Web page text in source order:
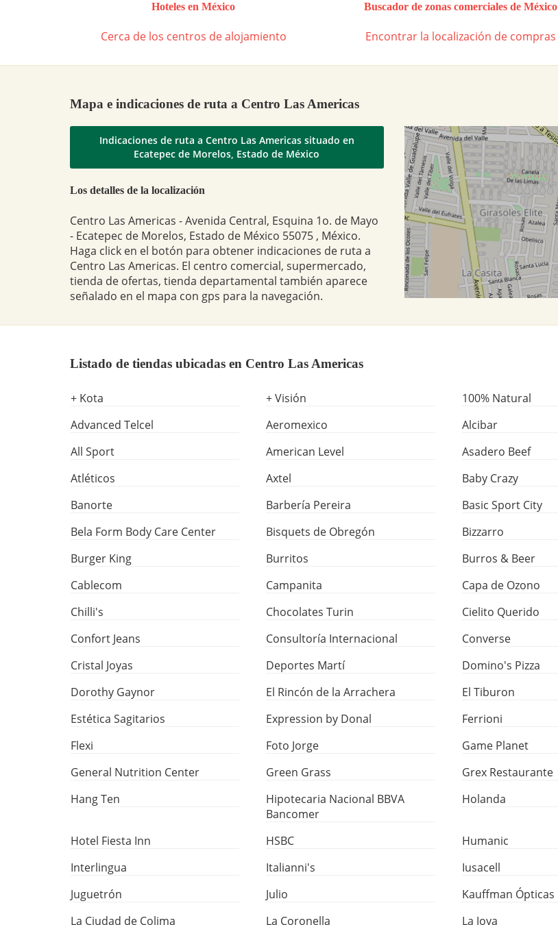
Hoteles en México
Cerca de los centros de alojamiento
Buscador de zonas comerciales de México
Encontrar la localización de compras
Mapa e indicaciones de ruta a Centro Las Americas
Indicaciones de ruta a Centro Las Americas situado en
Ecatepec de Morelos, Estado de México
Los detalles de la localización
Centro Las Americas - Avenida Central, Esquina 1o. de Mayo
- Ecatepec de Morelos, Estado de México 55075 , México.
Haga click en el botón para obtener indicaciones de ruta a
Centro Las Americas. El centro comercial, supermercado,
tienda de ofertas, tienda departamental también aparece
señalado en el mapa con gps para la navegación.
Listado de tiendas ubicadas en Centro Las Americas
+ Kota + Visión 100% Natural
Advanced Telcel
Aeromexico Alcibar
All Sport
American Level Asadero Beef
Atléticos
Axtel Baby Crazy
Banorte
Barbería Pereira Basic Sport City
Bela Form Body Care Center
Bisquets de Obregón Bizzarro
Burger King
Burritos Burros & Beer
Cablecom
Campanita Capa de Ozono
Chilli's
Chocolates Turin Cielito Querido
Confort Jeans
Consultoría Internacional Converse
Cristal Joyas
Deportes Martí Domino's Pizza
Dorothy Gaynor
El Rincón de la Arrachera El Tiburon
Estética Sagitarios
Expression by Donal Ferrioni
Flexi
Foto Jorge Game Planet
General Nutrition Center
Green Grass Grex Restaurante
Hang Ten
Hipotecaria Nacional BBVA
Bancomer
Holanda
Hotel Fiesta Inn HSBC Humanic
Interlingua
Italianni's Iusacell
Juguetrón
Julio Kauffman Ópticas
La Ciudad de Colima
La Coronella La Joya